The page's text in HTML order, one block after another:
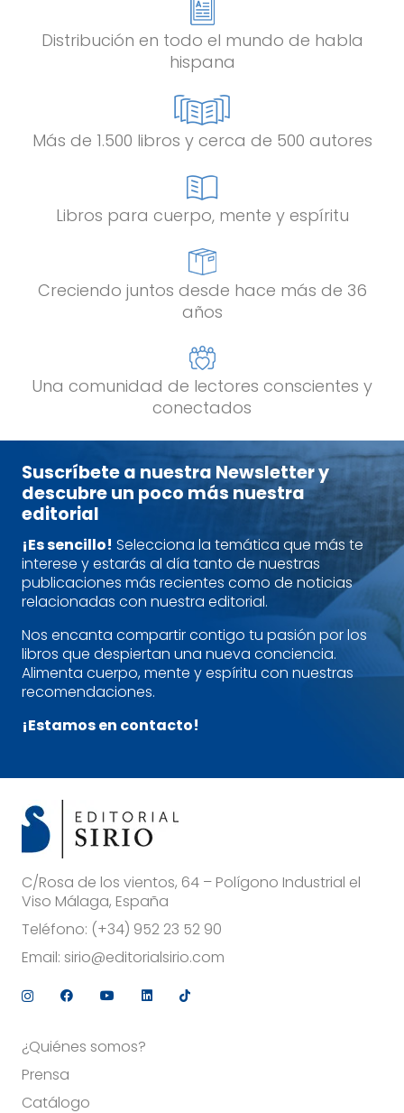
Distribución en todo el mundo de habla
hispana
Más de 1.500 libros y cerca de 500 autores
Libros para cuerpo, mente y espíritu
Creciendo juntos desde hace más de 36
años
Una comunidad de lectores conscientes y
conectados
Suscríbete a nuestra Newsletter y
descubre un poco más nuestra
editorial
¡Es sencillo! Selecciona la temática que más te
interese y estarás al día tanto de nuestras
publicaciones más recientes como de noticias
relacionadas con nuestra editorial.
Nos encanta compartir contigo tu pasión por los
libros que despiertan una nueva conciencia.
Alimenta cuerpo, mente y espíritu con nuestras
recomendaciones.
¡Estamos en contacto!
C/Rosa de los vientos, 64 – Polígono Industrial el
Viso Málaga, España
Teléfono: (+34) 952 23 52 90
Email: sirio@editorialsirio.com
¿Quiénes somos?
Prensa
Catálogo